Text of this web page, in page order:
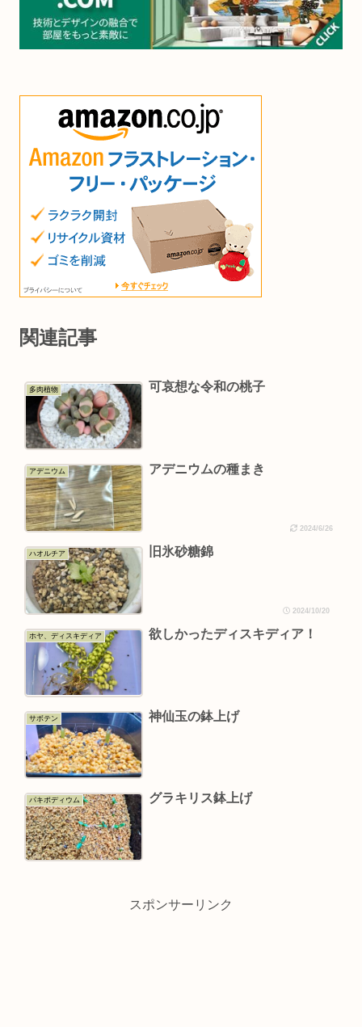
関連記事
多肉植物 可哀想な令和の桃子
アデニウム アデニウムの種まき
2024/6/26
ハオルチア 旧氷砂糖錦
2024/10/20
ホヤ、ディスキディア 欲しかったディスキディア！
サボテン 神仙玉の鉢上げ
パキポディウム グラキリス鉢上げ
スポンサーリンク